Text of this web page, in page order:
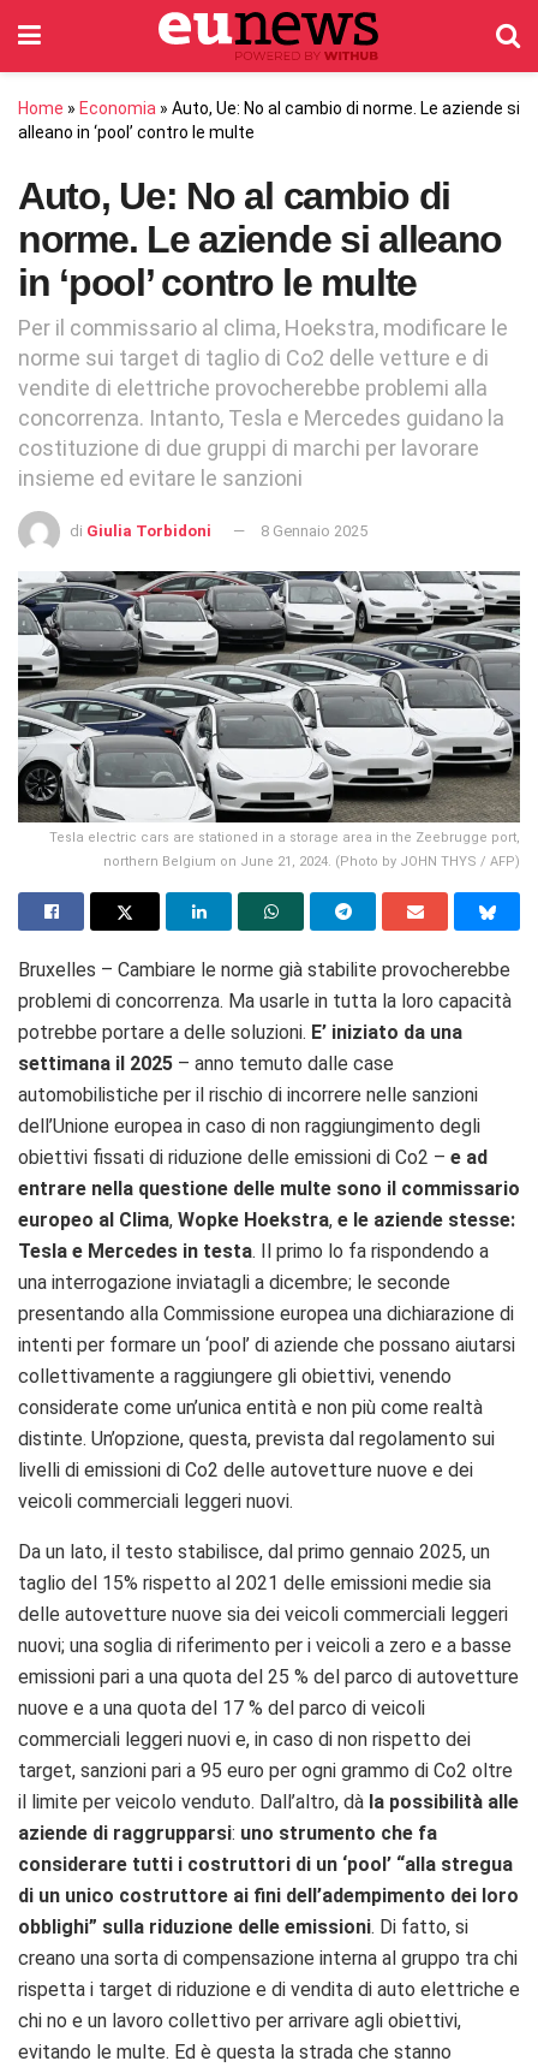
Home » Economia » Auto, Ue: No al cambio di norme. Le aziende si
alleano in ‘pool’ contro le multe
Auto, Ue: No al cambio di
norme. Le aziende si alleano
in ‘pool’ contro le multe
Per il commissario al clima, Hoekstra, modificare le
norme sui target di taglio di Co2 delle vetture e di
vendite di elettriche provocherebbe problemi alla
concorrenza. Intanto, Tesla e Mercedes guidano la
costituzione di due gruppi di marchi per lavorare
insieme ed evitare le sanzioni
di Giulia Torbidoni 8 Gennaio 2025
Tesla electric cars are stationed in a storage area in the Zeebrugge port,
northern Belgium on June 21, 2024. (Photo by JOHN THYS / AFP)
Bruxelles – Cambiare le norme già stabilite provocherebbe
problemi di concorrenza. Ma usarle in tutta la loro capacità
potrebbe portare a delle soluzioni. E’ iniziato da una
settimana il 2025 – anno temuto dalle case
automobilistiche per il rischio di incorrere nelle sanzioni
dell’Unione europea in caso di non raggiungimento degli
obiettivi fissati di riduzione delle emissioni di Co2 – e ad
entrare nella questione delle multe sono il commissario
europeo al Clima, Wopke Hoekstra, e le aziende stesse:
Tesla e Mercedes in testa. Il primo lo fa rispondendo a
una interrogazione inviatagli a dicembre; le seconde
presentando alla Commissione europea una dichiarazione di
intenti per formare un ‘pool’ di aziende che possano aiutarsi
collettivamente a raggiungere gli obiettivi, venendo
considerate come un’unica entità e non più come realtà
distinte. Un’opzione, questa, prevista dal regolamento sui
livelli di emissioni di Co2 delle autovetture nuove e dei
veicoli commerciali leggeri nuovi.
Da un lato, il testo stabilisce, dal primo gennaio 2025, un
taglio del 15% rispetto al 2021 delle emissioni medie sia
delle autovetture nuove sia dei veicoli commerciali leggeri
nuovi; una soglia di riferimento per i veicoli a zero e a basse
emissioni pari a una quota del 25 % del parco di autovetture
nuove e a una quota del 17 % del parco di veicoli
commerciali leggeri nuovi e, in caso di non rispetto dei
target, sanzioni pari a 95 euro per ogni grammo di Co2 oltre
il limite per veicolo venduto. Dall’altro, dà la possibilità alle
aziende di raggrupparsi: uno strumento che fa
considerare tutti i costruttori di un ‘pool’ “alla stregua
di un unico costruttore ai fini dell’adempimento dei loro
obblighi” sulla riduzione delle emissioni. Di fatto, si
creano una sorta di compensazione interna al gruppo tra chi
rispetta i target di riduzione e di vendita di auto elettriche e
chi no e un lavoro collettivo per arrivare agli obiettivi,
evitando le multe. Ed è questa la strada che stanno